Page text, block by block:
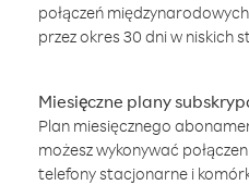
połączeń
przez okres 30 dni w niskich
Miesięczne plany
Plan miesięcznego
możesz wykonywać
telefony stacjonarne i